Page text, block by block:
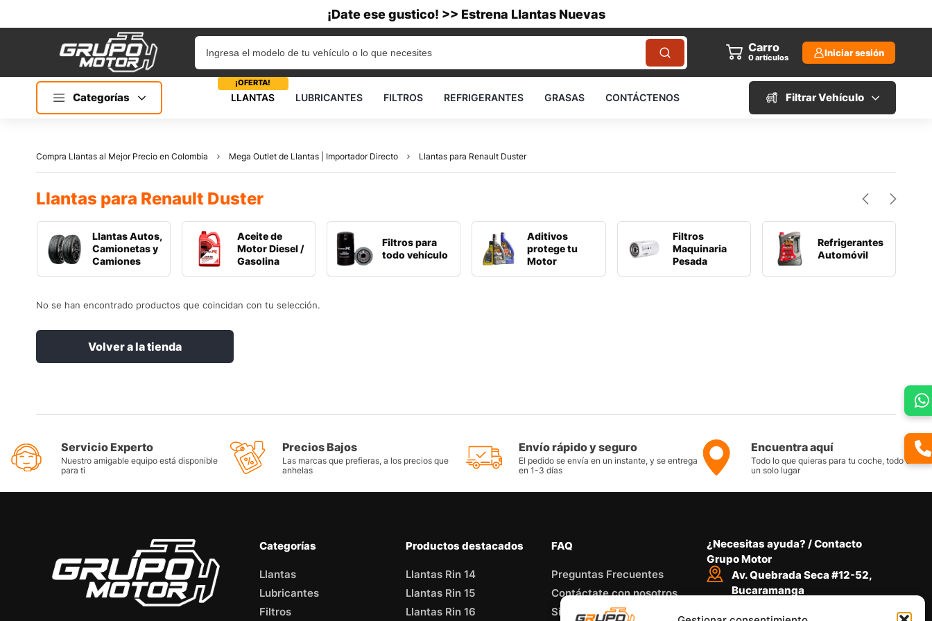
¡Date ese gustico! >> Estrena Llantas Nuevas
Carro
0artículos Iniciar sesión
Categorías LLANTAS
¡OFERTA!
LUBRICANTES FILTROS REFRIGERANTES GRASAS CONTÁCTENOS Filtrar Vehículo
Compra Llantas al Mejor Precio en Colombia Mega Outlet de Llantas | Importador Directo Llantas para Renault Duster
Llantas para Renault Duster
Llantas Autos,
Camionetas y
Camiones
Aceite de
Motor Diesel /
Gasolina
Filtros para
todo vehículo
Aditivos
protege tu
Motor
Filtros
Maquinaria
Pesada
Refrigerantes
Automóvil
No se han encontrado productos que coincidan con tu selección.
Volver a la tienda
Servicio Experto
Nuestro amigable equipo está disponible
para ti
Precios Bajos
Las marcas que prefieras, a los precios que
anhelas
Envío rápido y seguro
El pedido se envía en un instante, y se entrega
en 1-3 días
Encuentra aquí
Todo lo que quieras para tu coche, todo en
un solo lugar
Categorías
Llantas
Lubricantes
Filtros
Productos destacados
Llantas Rin 14
Llantas Rin 15
Llantas Rin 16
FAQ
Preguntas Frecuentes
Contáctate con nosotros
Sitemap
¿Necesitas ayuda? / Contacto
Grupo Motor
Av. Quebrada Seca #12-52,
Bucaramanga